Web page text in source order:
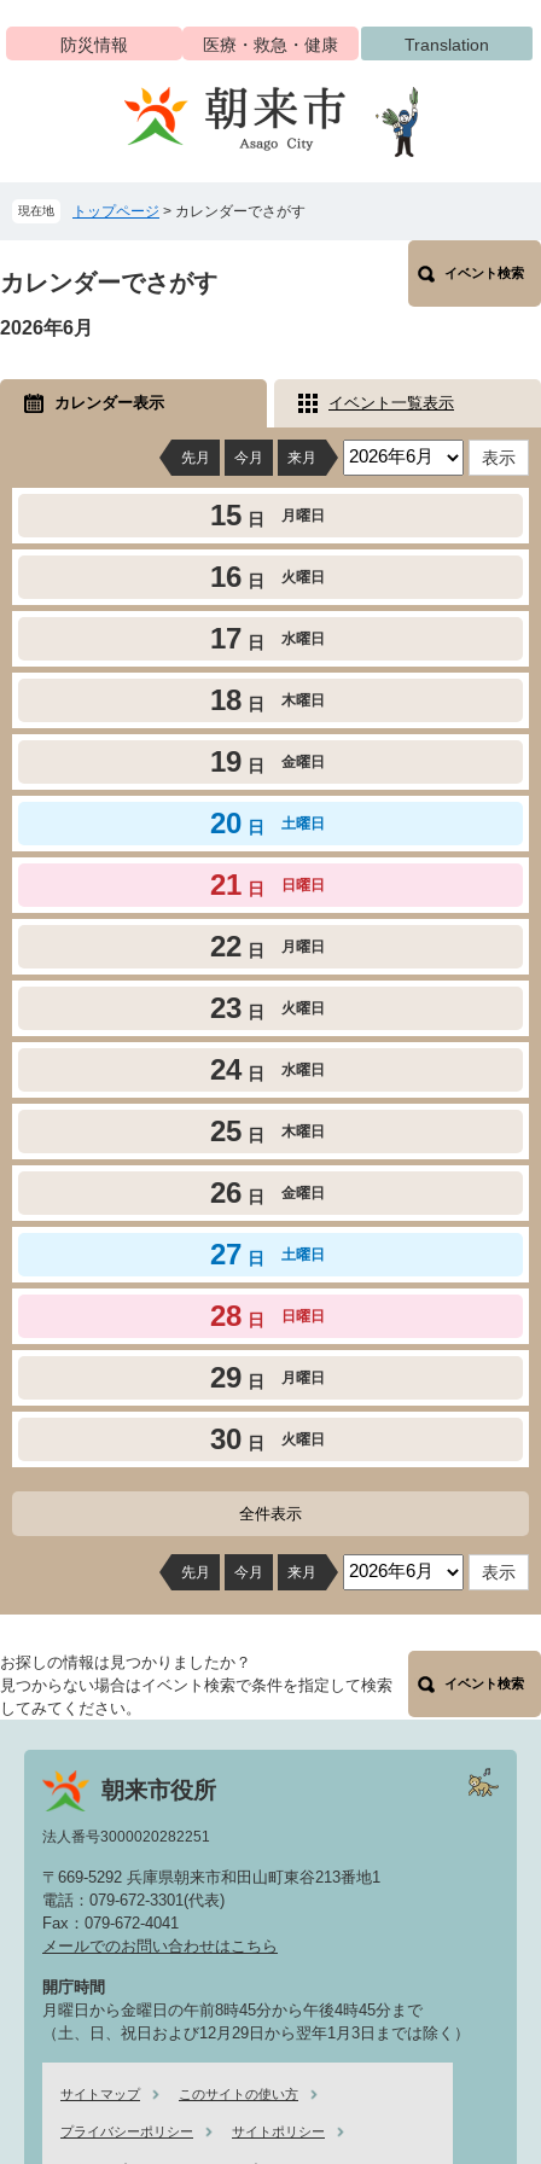
ジ
ュ
へ
防災情報 医療・救急・健康 Translation
現在地 トップページ > カレンダーでさがす
文
カレンダーでさがす イベント検索
2026年6月
カレンダー表示 イベント一覧表示
先月 今月 来月
15 日 月曜日
16 日 火曜日
17 日 水曜日
18 日 木曜日
19 日 金曜日
20 日 土曜日
21 日 日曜日
22 日 月曜日
23 日 火曜日
24 日 水曜日
25 日 木曜日
26 日 金曜日
27 日 土曜日
28 日 日曜日
29 日 月曜日
30 日 火曜日
全件表示
先月 今月 来月
お探しの情報は見つかりましたか？
見つからない場合はイベント検索で条件を指定して検索
してみてください。
イベント検索
朝来市役所
法人番号3000020282251
〒669-5292 兵庫県朝来市和田山町東谷213番地1
電話：079-672-3301(代表)
Fax：079-672-4041
メールでのお問い合わせはこちら
開庁時間
月曜日から金曜日の午前8時45分から午後4時45分まで
（土、日、祝日および12月29日から翌年1月3日までは除く）
サイトマップ このサイトの使い方
プライバシーポリシー サイトポリシー